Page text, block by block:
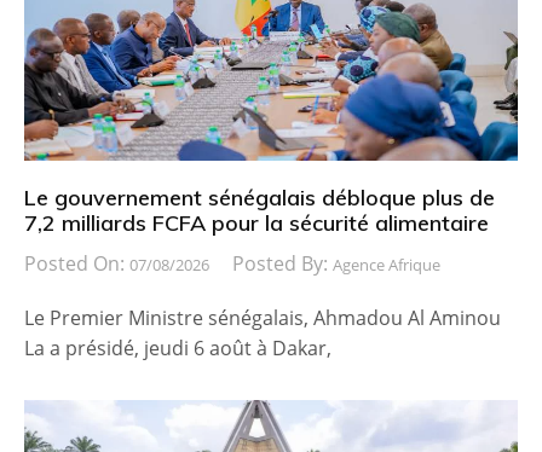
Le gouvernement sénégalais débloque plus de
7,2 milliards FCFA pour la sécurité alimentaire
Posted On: 07/08/2026 Posted By: Agence Afrique
Le Premier Ministre sénégalais, Ahmadou Al Aminou
La a présidé, jeudi 6 août à Dakar,